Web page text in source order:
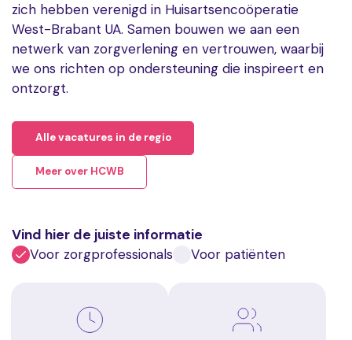
zich hebben verenigd in Huisartsencoöperatie
West-Brabant UA. Samen bouwen we aan een
netwerk van zorgverlening en vertrouwen, waarbij
we ons richten op ondersteuning die inspireert en
ontzorgt.
Alle vacatures in de regio
Meer over HCWB
Vind hier de juiste informatie
Voor zorgprofessionals
Voor patiënten